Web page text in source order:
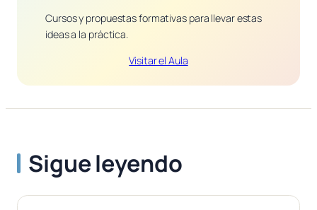
Cursos y propuestas formativas para llevar estas
ideas a la práctica.
Visitar el Aula
Sigue leyendo